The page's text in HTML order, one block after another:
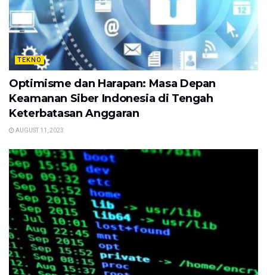
TEKNO
Optimisme dan Harapan: Masa Depan
Keamanan Siber Indonesia di Tengah
Keterbatasan Anggaran
AUGUST 11, 2023